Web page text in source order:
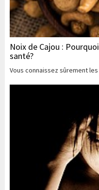
Noix de Cajou :
santé?
Vous connaissez sûrement